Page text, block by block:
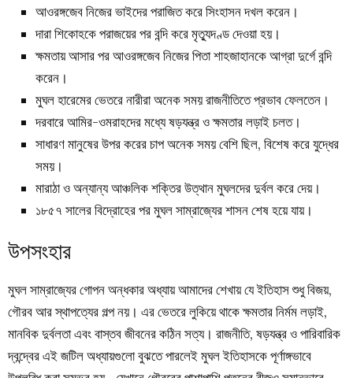
আওরঙ্গজেব নিজের ভাইদের পরাজিত করে সিংহাসন দখল করেন।
দারা শিকোহকে পরাজয়ের পর বন্দি করে মৃত্যুদণ্ড দেওয়া হয়।
ক্ষমতায় আসার পর আওরঙ্গজেব নিজের পিতা শাহজাহানকে আগ্রা দুর্গে বন্দি
করেন।
মুঘল হারেমের ভেতরে নারীরা অনেক সময় রাজনীতিতে প্রভাব ফেলতেন।
দরবারে আমির-ওমরাহদের মধ্যে ষড়যন্ত্র ও ক্ষমতার লড়াই চলত।
সাধারণ মানুষের উপর করের চাপ অনেক সময় বেশি ছিল, বিশেষ করে যুদ্ধের
সময়।
মারাঠা ও অন্যান্য আঞ্চলিক শক্তির উত্থান মুঘলদের দুর্বল করে দেয়।
১৮৫৭ সালের বিদ্রোহের পর মুঘল সাম্রাজ্যের শাসন শেষ হয়ে যায়।
উপসংহার
মুঘল সাম্রাজ্যের গোপন অন্ধকার অধ্যায় আমাদের শেখায় যে ইতিহাস শুধু বিজয়,
গৌরব আর স্থাপত্যের গল্প নয়। এর ভেতরে লুকিয়ে থাকে ক্ষমতার নির্মম লড়াই,
মানবিক দুর্বলতা এবং বাস্তব জীবনের কঠিন সত্য। রাজনীতি, ষড়যন্ত্র ও পারিবারিক
দ্বন্দ্বের এই জটিল অধ্যায়গুলো বুঝতে পারলেই মুঘল ইতিহাসকে পূর্ণাঙ্গভাবে